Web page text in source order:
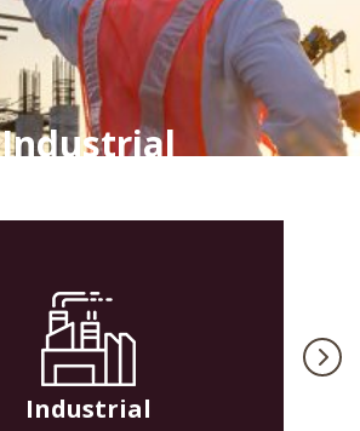
contato
portal do cliente
Industrial
Industrial